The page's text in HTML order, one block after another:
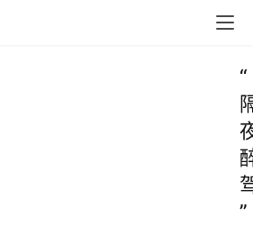
“
”